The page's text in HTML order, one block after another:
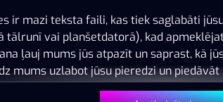
ir mazi teksta faili, kas tiek saglabāti
tālrunī vai planšetdatorā), kad
ļauj mums jūs atpazīt un saprast, kā
mums uzlabot jūsu pieredzi un
jūsu vēlmēm.